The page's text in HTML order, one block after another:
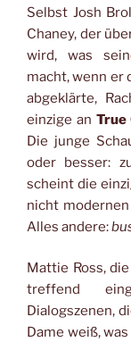
Selbst Josh
Chaney, der
wird, was
macht, wenn er
abgeklärte,
einzige an True
Die junge
oder besser:
scheint die
nicht
Alles andere:
Mattie Ross,
treffend
Dialogszenen,
Dame weiß,